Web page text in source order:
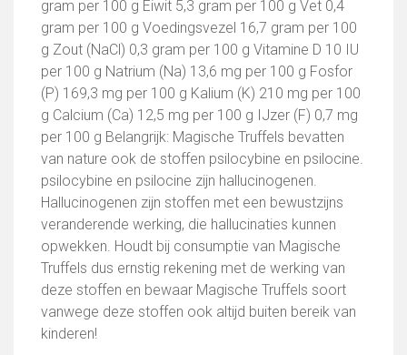
gram per 100 g Eiwit 5,3 gram per 100 g Vet 0,4
gram per 100 g Voedingsvezel 16,7 gram per 100
g Zout (NaCl) 0,3 gram per 100 g Vitamine D 10 IU
per 100 g Natrium (Na) 13,6 mg per 100 g Fosfor
(P) 169,3 mg per 100 g Kalium (K) 210 mg per 100
g Calcium (Ca) 12,5 mg per 100 g IJzer (F) 0,7 mg
per 100 g Belangrijk: Magische Truffels bevatten
van nature ook de stoffen psilocybine en psilocine.
psilocybine en psilocine zijn hallucinogenen.
Hallucinogenen zijn stoffen met een bewustzijns
veranderende werking, die hallucinaties kunnen
opwekken. Houdt bij consumptie van Magische
Truffels dus ernstig rekening met de werking van
deze stoffen en bewaar Magische Truffels soort
vanwege deze stoffen ook altijd buiten bereik van
kinderen!